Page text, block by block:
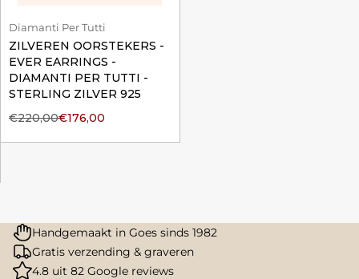
Diamanti Per Tutti
ZILVEREN OORSTEKERS -
EVER EARRINGS -
DIAMANTI PER TUTTI -
STERLING ZILVER 925
€176,00
€220,00
Handgemaakt in Goes sinds 1982
Gratis verzending & graveren
4.8 uit 82 Google reviews